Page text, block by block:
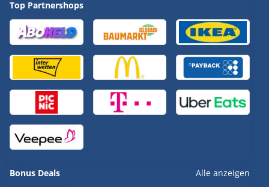
Top Partnershops
Bonus Deals Alle anzeigen